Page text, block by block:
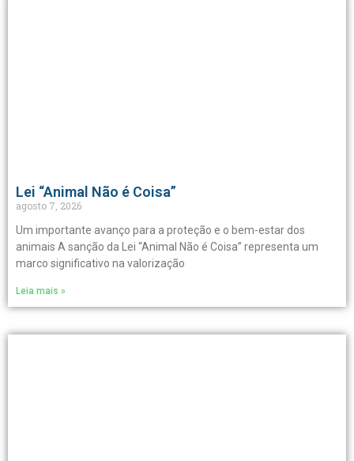
Lei “Animal Não é Coisa”
agosto 7, 2026
Um importante avanço para a proteção e o bem-estar dos
animais A sanção da Lei “Animal Não é Coisa” representa um
marco significativo na valorização
Leia mais »